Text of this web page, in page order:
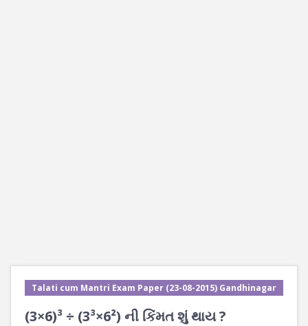
Talati cum Mantri Exam Paper (23-08-2015) Gandhinagar
(3×6)³ ÷ (3³×6²) ની કિંમત શું થાય ?